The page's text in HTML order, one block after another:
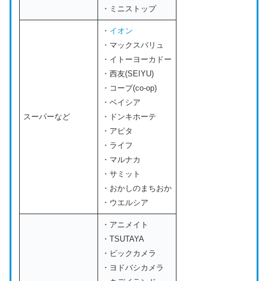
・ミニストップ
スーパーなど
・ イオン
・マックスバリュ
・イトーヨーカドー
・西友(SEIYU)
・コープ(co-op)
・ベイシア
・ドンキホーテ
・アピタ
・ライフ
・マルナカ
・サミット
・おかしのまちおか
・ウエルシア
・アニメイト
・TSUTAYA
・ビックカメラ
・ヨドバシカメラ